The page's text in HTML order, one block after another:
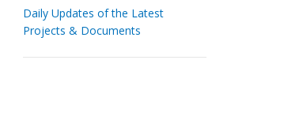
Daily Updates of the Latest
Projects & Documents